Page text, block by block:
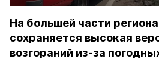
На большей части региона
сохраняется высокая
возгораний из-за